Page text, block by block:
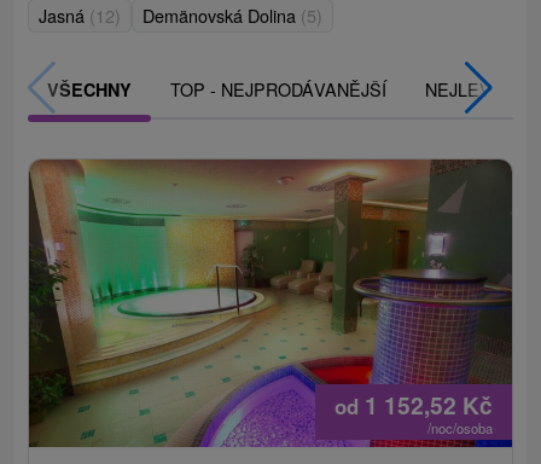
Jasná (12) Demänovská Dolina (5)
VŠECHNY TOP - NEJPRODÁVANĚJŠÍ NEJLEVNĚJŠÍ
od 1 152,52 Kč
/noc/osoba